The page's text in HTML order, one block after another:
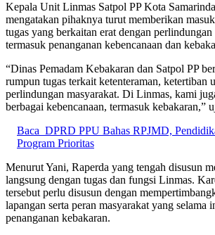
Kepala Unit Linmas Satpol PP Kota
mengatakan pihaknya turut memberikan
tugas yang berkaitan erat dengan perlindungan
termasuk penanganan kebencanaan dan
“Dinas Pemadam Kebakaran dan Satpol PP
rumpun tugas terkait ketenteraman, ketertiban
perlindungan masyarakat. Di Linmas, kami
berbagai kebencanaan, termasuk kebakaran,”
Baca DPRD PPU Bahas RPJMD,
Program Prioritas
Menurut Yani, Raperda yang tengah disusun
langsung dengan tugas dan fungsi Linmas.
tersebut perlu disusun dengan
lapangan serta peran masyarakat yang selama
penanganan kebakaran.